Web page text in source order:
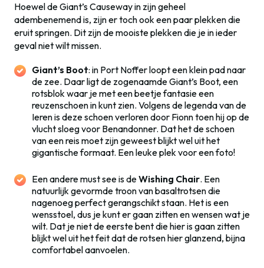
Hoewel de Giant’s Causeway in zijn geheel
adembenemend is, zijn er toch ook een paar plekken die
eruit springen. Dit zijn de mooiste plekken die je in ieder
geval niet wilt missen.
Giant’s Boot: in Port Noffer loopt een klein pad naar
de zee. Daar ligt de zogenaamde Giant’s Boot, een
rotsblok waar je met een beetje fantasie een
reuzenschoen in kunt zien. Volgens de legenda van de
Ieren is deze schoen verloren door Fionn toen hij op de
vlucht sloeg voor Benandonner. Dat het de schoen
van een reis moet zijn geweest blijkt wel uit het
gigantische formaat. Een leuke plek voor een foto!
Een andere must see is deWishing Chair. Een
natuurlijk gevormde troon van basaltrotsen die
nagenoeg perfect gerangschikt staan. Het is een
wensstoel, dus je kunt er gaan zitten en wensen wat je
wilt. Dat je niet de eerste bent die hier is gaan zitten
blijkt wel uit het feit dat de rotsen hier glanzend, bijna
comfortabel aanvoelen.